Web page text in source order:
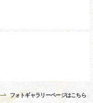
フォトギャラリーページはこちら